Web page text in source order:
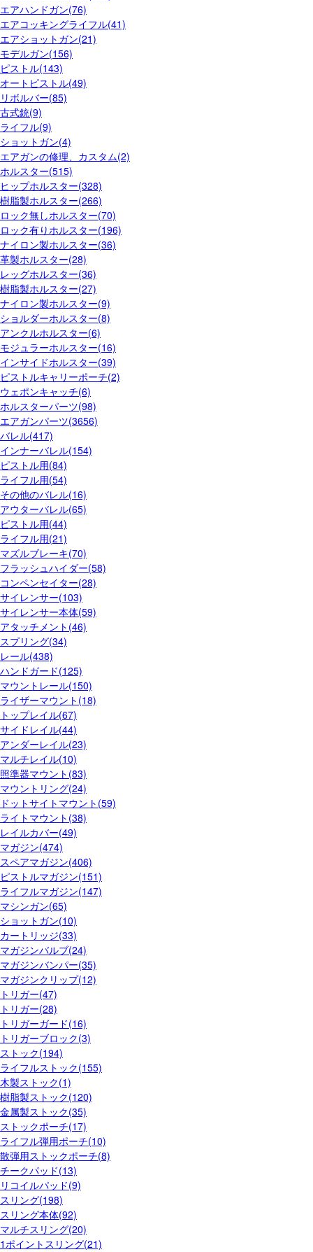
エアハンドガン(76)
エアコッキングライフル(41)
エアショットガン(21)
モデルガン(156)
ピストル(143)
オートピストル(49)
リボルバー(85)
古式銃(9)
ライフル(9)
ショットガン(4)
エアガンの修理、カスタム(2)
ホルスター(515)
ヒップホルスター(328)
樹脂製ホルスター(266)
ロック無しホルスター(70)
ロック有りホルスター(196)
ナイロン製ホルスター(36)
革製ホルスター(28)
レッグホルスター(36)
樹脂製ホルスター(27)
ナイロン製ホルスター(9)
ショルダーホルスター(8)
アンクルホルスター(6)
モジュラーホルスター(16)
インサイドホルスター(39)
ピストルキャリーポーチ(2)
ウェポンキャッチ(6)
ホルスターパーツ(98)
エアガンパーツ(3656)
バレル(417)
インナーバレル(154)
ピストル用(84)
ライフル用(54)
その他のバレル(16)
アウターバレル(65)
ピストル用(44)
ライフル用(21)
マズルブレーキ(70)
フラッシュハイダー(58)
コンペンセイター(28)
サイレンサー(103)
サイレンサー本体(59)
アタッチメント(46)
スプリング(34)
レール(438)
ハンドガード(125)
マウントレール(150)
ライザーマウント(18)
トップレイル(67)
サイドレイル(44)
アンダーレイル(23)
マルチレイル(10)
照準器マウント(83)
マウントリング(24)
ドットサイトマウント(59)
ライトマウント(38)
レイルカバー(49)
マガジン(474)
スペアマガジン(406)
ピストルマガジン(151)
ライフルマガジン(147)
マシンガン(65)
ショットガン(10)
カートリッジ(33)
マガジンバルブ(24)
マガジンバンパー(35)
マガジンクリップ(12)
トリガー(47)
トリガー(28)
トリガーガード(16)
トリガーブロック(3)
ストック(194)
ライフルストック(155)
木製ストック(1)
樹脂製ストック(120)
金属製ストック(35)
ストックポーチ(17)
ライフル弾用ポーチ(10)
散弾用ストックポーチ(8)
チークパッド(13)
リコイルパッド(9)
スリング(198)
スリング本体(92)
マルチスリング(20)
1ポイントスリング(21)